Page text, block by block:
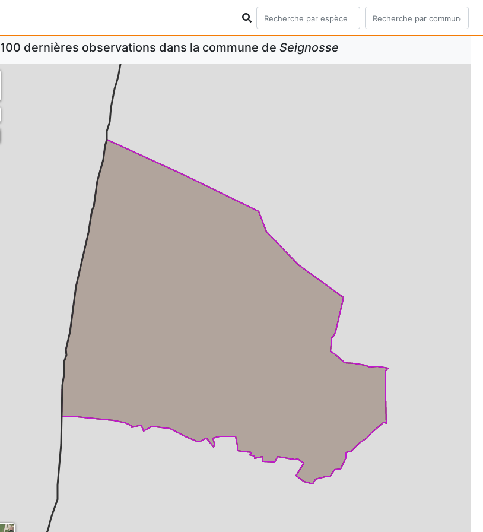
100 dernières observations dans la commune deSeignosse